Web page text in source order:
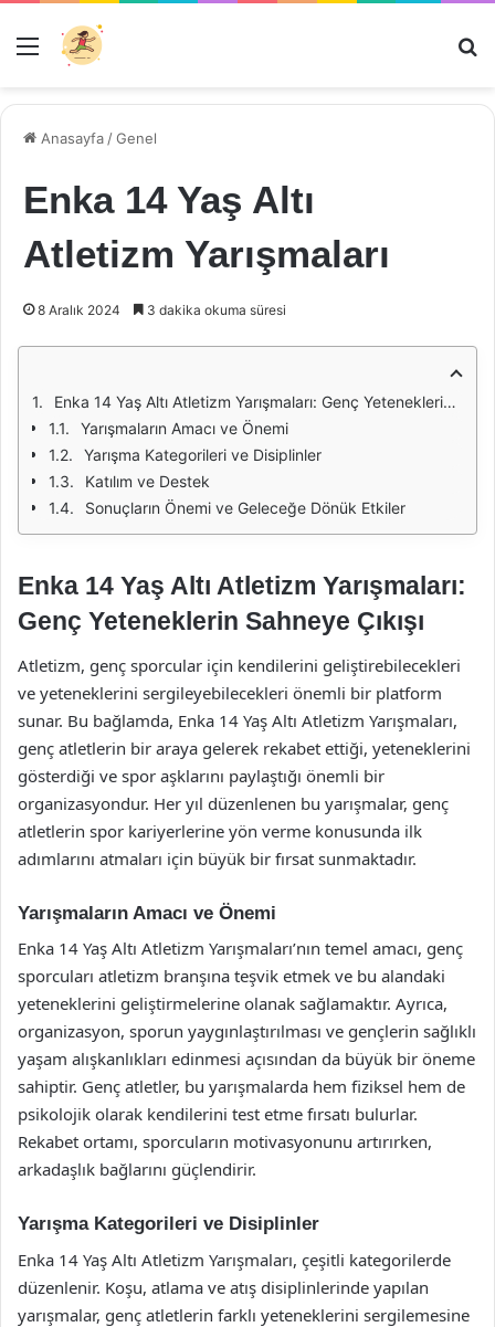
Menü
Anasayfa /Genel
Enka 14 Yaş Altı
Atletizm Yarışmaları
8 Aralık 2024 3 dakika okuma süresi
Enka 14 Yaş Altı Atletizm Yarışmaları: Genç Yeteneklerin Sahneye Çıkışı
Yarışmaların Amacı ve Önemi
Yarışma Kategorileri ve Disiplinler
Katılım ve Destek
Sonuçların Önemi ve Geleceğe Dönük Etkiler
Enka 14 Yaş Altı Atletizm Yarışmaları:
Genç Yeteneklerin Sahneye Çıkışı
Atletizm, genç sporcular için kendilerini geliştirebilecekleri
ve yeteneklerini sergileyebilecekleri önemli bir platform
sunar. Bu bağlamda, Enka 14 Yaş Altı Atletizm Yarışmaları,
genç atletlerin bir araya gelerek rekabet ettiği, yeteneklerini
gösterdiği ve spor aşklarını paylaştığı önemli bir
organizasyondur. Her yıl düzenlenen bu yarışmalar, genç
atletlerin spor kariyerlerine yön verme konusunda ilk
adımlarını atmaları için büyük bir fırsat sunmaktadır.
Yarışmaların Amacı ve Önemi
Enka 14 Yaş Altı Atletizm Yarışmaları’nın temel amacı, genç
sporcuları atletizm branşına teşvik etmek ve bu alandaki
yeteneklerini geliştirmelerine olanak sağlamaktır. Ayrıca,
organizasyon, sporun yaygınlaştırılması ve gençlerin sağlıklı
yaşam alışkanlıkları edinmesi açısından da büyük bir öneme
sahiptir. Genç atletler, bu yarışmalarda hem fiziksel hem de
psikolojik olarak kendilerini test etme fırsatı bulurlar.
Rekabet ortamı, sporcuların motivasyonunu artırırken,
arkadaşlık bağlarını güçlendirir.
Yarışma Kategorileri ve Disiplinler
Enka 14 Yaş Altı Atletizm Yarışmaları, çeşitli kategorilerde
düzenlenir. Koşu, atlama ve atış disiplinlerinde yapılan
yarışmalar, genç atletlerin farklı yeteneklerini sergilemesine